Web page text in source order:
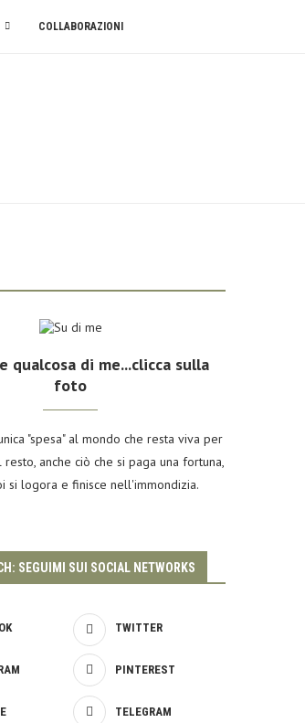
COLLABORAZIONI
qualcosa di me...clicca sulla
foto
"spesa" al mondo che resta viva per
anche ciò che si paga una fortuna,
si logora e finisce nell'immondizia.
SEGUIMI SUI SOCIAL NETWORKS
TWITTER
PINTEREST
TELEGRAM